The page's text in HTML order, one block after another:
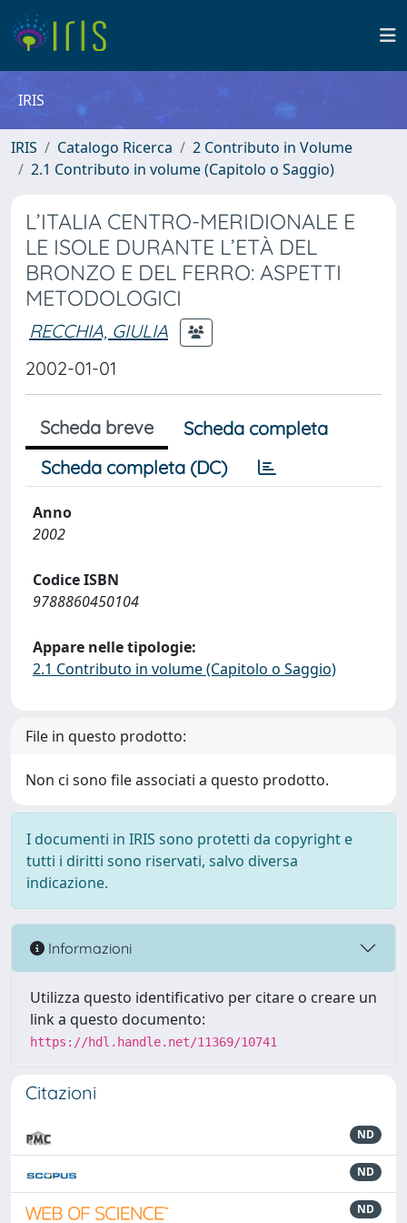
IRIS
IRIS Catalogo Ricerca
2 Contributo in Volume
2.1 Contributo in volume (Capitolo o Saggio)
L’ITALIA CENTRO-MERIDIONALE E
LE ISOLE DURANTE L’ETÀ DEL
BRONZO E DEL FERRO: ASPETTI
METODOLOGICI
RECCHIA, GIULIA
2002-01-01
Scheda breve
Scheda completa
Scheda completa (DC)
Anno
2002
Codice ISBN
9788860450104
Appare nelle tipologie:
2.1 Contributo in volume (Capitolo o Saggio)
File in questo prodotto:
Non ci sono file associati a questo prodotto.
I documenti in IRIS sono protetti da copyright e
tutti i diritti sono riservati, salvo diversa
indicazione.
Informazioni
Utilizza questo identificativo per citare o creare un
link a questo documento:
https://hdl.handle.net/11369/10741
Citazioni
ND
ND
ND